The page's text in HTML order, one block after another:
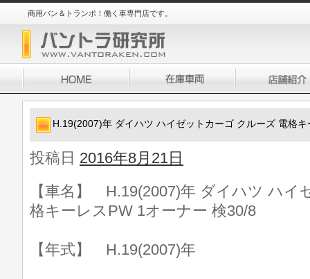
商用バン＆トランポ！働く車専門店です。
H.19(2007)年 ダイハツ ハイゼットカーゴ クルーズ 電格
投稿日 2016年8月21日
【車名】 H.19(2007)年 ダイハツ ハイ
格キーレスPW 1オーナー 検30/8
【年式】 H.19(2007)年